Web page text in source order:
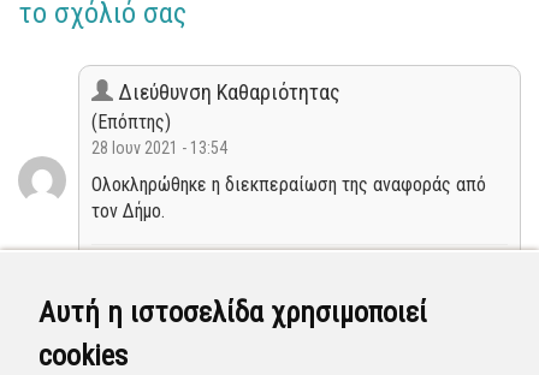
Αυτή η ιστοσελίδα χρησιμοποιεί
cookies
το σχόλιό σας
Διεύθυνση Καθαριότητας
(Επόπτης)
28 Ιουν 2021 - 13:54
Ολοκληρώθηκε η διεκπεραίωση της αναφοράς από
τον Δήμο.